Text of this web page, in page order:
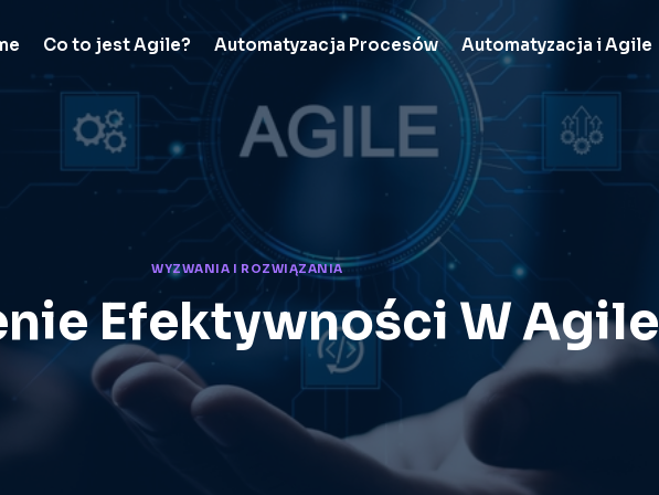
Co to jest Agile? Automatyzacja Procesów Automatyzacja i Agile
WYZWANIA I ROZWIĄZANIA
Efektywności W Agile